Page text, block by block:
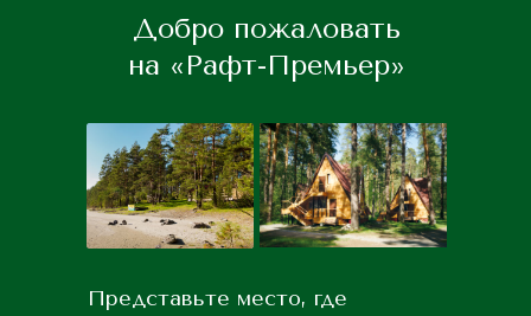
Добро пожаловать
на «Рафт-Премьер»
Представьте место, где